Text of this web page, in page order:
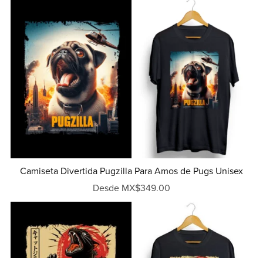
Camiseta Divertida Pugzilla Para Amos de Pugs Unisex
Desde MX$349.00